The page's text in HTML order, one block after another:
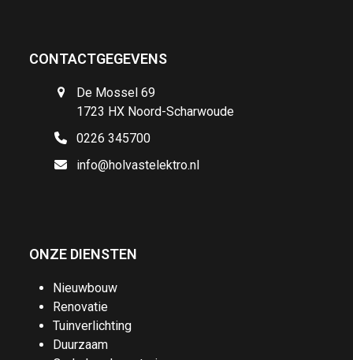
CONTACTGEGEVENS
De Mossel 69
1723 HX Noord-Scharwoude
0226 345700
info@holvastelektro.nl
ONZE DIENSTEN
Nieuwbouw
Renovatie
Tuinverlichting
Duurzaam